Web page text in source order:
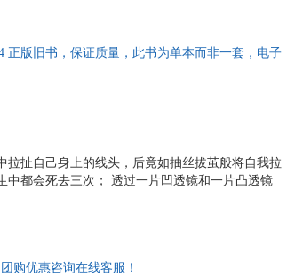
正版旧书，保证质量，此书为单本而非一套，电子
扯自己身上的线头，后竟如抽丝拔茧般将自我拉
都会死去三次； 透过一片凹透镜和一片凸透镜
作者陈思安，突破诗/小说/童话/戏剧的体裁之
处，培育出58个迷你故事盆景。这些故事或荒
者其熄灭的过
购优惠咨询在线客服！